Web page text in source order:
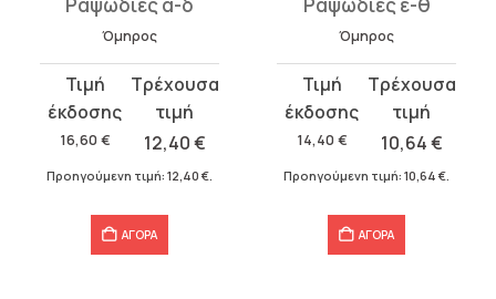
Όμηρος
16,60 €
Original
price
was:
16,60 €.
12,40€
τρέχουσα
τιμή
είναι:
Προηγούμενη τιμή: 12,40 €.
ΑΓΟΡΑ
Όμηρος
14,40 €
Original
price
was:
14,40 €.
10,64€
τρέχουσα
τιμή
είναι:
Προηγούμενη τιμή: 10,64 €.
ΑΓΟΡΑ